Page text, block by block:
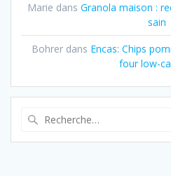
Marie dans Granola maison :
sain
Bohrer dans Encas: Chips
four low-
: